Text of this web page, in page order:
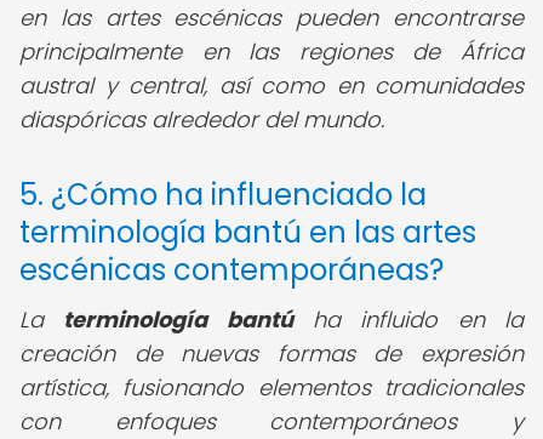
en las artes escénicas pueden encontrarse
principalmente en las regiones de África
austral y central, así como en comunidades
diaspóricas alrededor del mundo.
5. ¿Cómo ha influenciado la
terminología bantú en las artes
escénicas contemporáneas?
La terminología bantúha influido en la
creación de nuevas formas de expresión
artística, fusionando elementos tradicionales
con enfoques contemporáneos y